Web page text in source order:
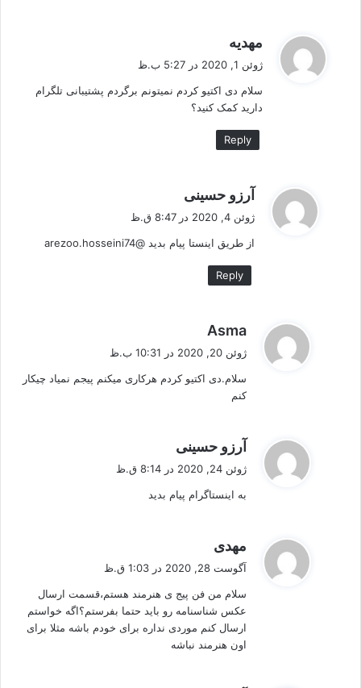
مهدیه
ف
:
ژوئن 1, 2020 در 5:27 ب.ظ
سلام دی اکتیو کردم نمیتونم برگردم پشتیبانی تلگرام‌
دارید کمک کنید؟
Reply
آرزو حسینی
:
ژوئن 4, 2020 در 8:47 ق.ظ
از طریق اینستا پیام بدید @arezoo.hosseini74
Reply
Asma
:
ژوئن 20, 2020 در 10:31 ب.ظ
سلام.دی اکتیو کردم هرکاری میکنم پیجم نمیاد چیکار
کنم
آرزو حسینی
:
ژوئن 24, 2020 در 8:14 ق.ظ
به اینستاگرام پیام بدید
مهدی
ف
:
آگوست 28, 2020 در 1:03 ق.ظ
سلام من فن پیج ی هنرمند هستم،قسمت ارسال
عکس شناسنامه رو باید حتما بفرستم؟اگه خواستم
ارسال کنم موردی نداره برای خودم باشه مثلا برای
اون هنرمند نباشه